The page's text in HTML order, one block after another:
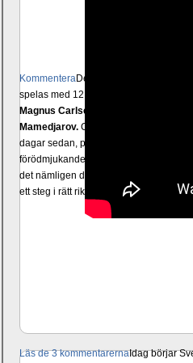
KommenteraDen sjunde upplagan av
spelas med 12 deltagare istället för
Magnus Carlsen-Anish Giri, Ian
Mamedjarov. Carlsen är givetvis stor
dagar sedan, på blodigt allvar. Det lär
förödmjukande skriverier i norsk
det nämligen den sistnämnda
ett steg i rätt riktning. Chris Bird är
Läs de 3 kommentarernaIdag börjar